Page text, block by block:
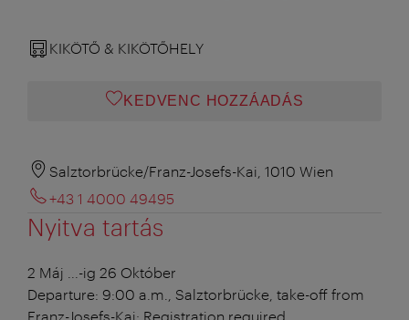
KIKÖTŐ & KIKÖTŐHELY
KEDVENC HOZZÁADÁS
Salztorbrücke/Franz-Josefs-Kai, 1010 Wien
+43 1 4000 49495
Nyitva tartás
2 Máj ...-ig 26 Október
Departure: 9:00 a.m., Salztorbrücke, take-off from
Franz-Josefs-Kai; Registration required